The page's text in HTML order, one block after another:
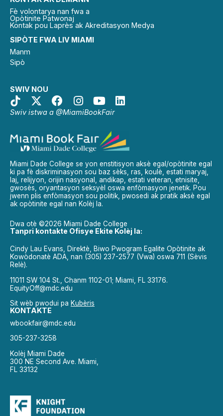
SIPÒTE FWA LIV MIAMI
Manm
Sipò
SWIV NOU
Swiv istwa a @MiamiBookFair
Fè volontarya nan fwa a
Opòtinite Patwonaj
Kontak pou Laprès ak Akreditasyon Medya
Miami Dade College se yon enstitisyon aksè egal/opòtinite egal
ki pa fè diskriminasyon sou baz sèks, ras, koulè, estati maryaj,
laj, relijyon, orijin nasyonal, andikap, estati veteran, etnisite,
gwosès, oryantasyon seksyèl oswa enfòmasyon jenetik. Pou
jwenn plis enfòmasyon sou politik, pwosedi ak pratik aksè egal
ak opòtinite egal nan Kolèj la.
Dwa otè ©2026 Miami Dade College
Tanpri kontakte Ofisye Ekite Kolèj la:
Cindy Lau Evans, Direktè, Biwo Pwogram Egalite Opòtinite ak
Kowòdonatè ADA, nan (305) 237-2577 (Vwa) oswa 711 (Sèvis
Relè).
11011 SW 104 St., Chanm 1102-01; Miami, FL 33176.
EquityOff@mdc.edu
Sit wèb pwodui pa Kubèris
KONTAKTE
wbookfair@mdc.edu
305-237-3258
Kolèj Miami Dade
300 NE Second Ave. Miami,
FL 33132